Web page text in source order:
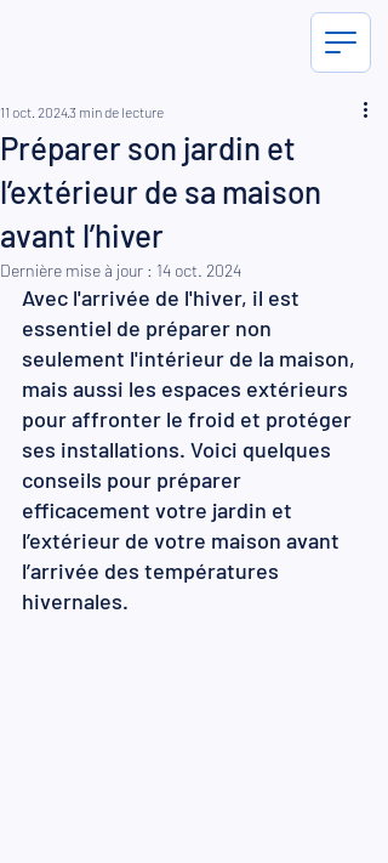
Préparer son jardin et
l’extérieur de sa maison
avant l’hiver
11 oct. 20243 min de lecture
Dernière mise à jour : 14 oct. 2024
Avec l'arrivée de l'hiver, il est
essentiel de préparer non
seulement l'intérieur de la maison,
mais aussi les espaces extérieurs
pour affronter le froid et protéger
ses installations. Voici quelques
conseils pour préparer
efficacement votre jardin et
l’extérieur de votre maison avant
l’arrivée des températures
hivernales.